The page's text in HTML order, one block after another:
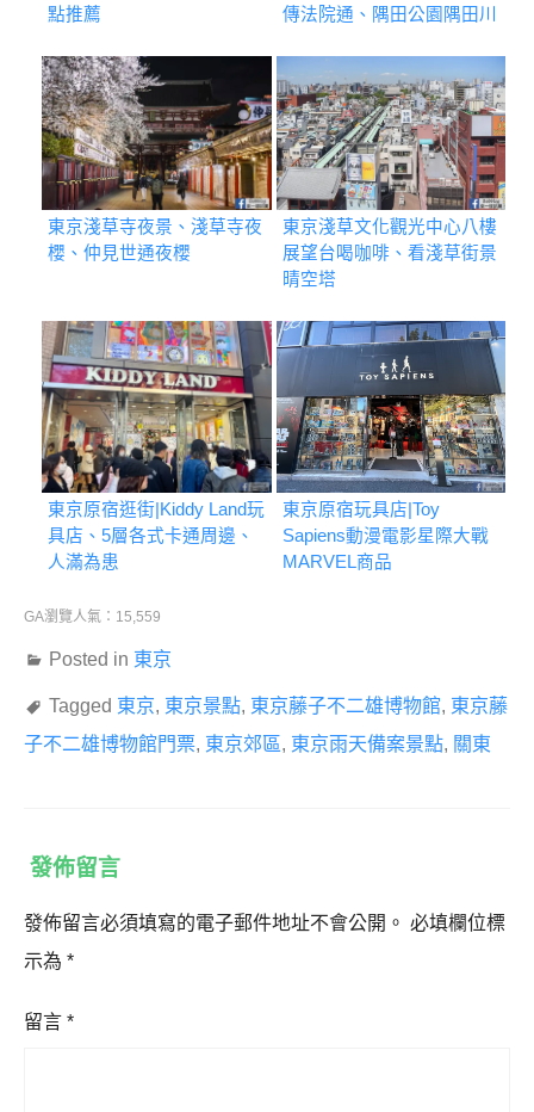
點推薦
傳法院通、隅田公園隅田川
東京淺草寺夜景、淺草寺夜
櫻、仲見世通夜櫻
東京淺草文化觀光中心八樓
展望台喝咖啡、看淺草街景
晴空塔
東京原宿逛街|Kiddy Land玩
具店、5層各式卡通周邊、
人滿為患
東京原宿玩具店|Toy
Sapiens動漫電影星際大戰
MARVEL商品
GA瀏覽人氣：15,559
Posted in 東京
Tagged 東京, 東京景點, 東京藤子不二雄博物館, 東京藤
子不二雄博物館門票, 東京郊區, 東京雨天備案景點, 關東
發佈留言
發佈留言必須填寫的電子郵件地址不會公開。 必填欄位標
示為 *
留言 *